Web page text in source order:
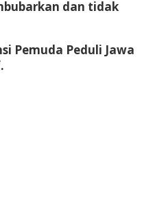
dan tidak
Pemuda Peduli Jawa